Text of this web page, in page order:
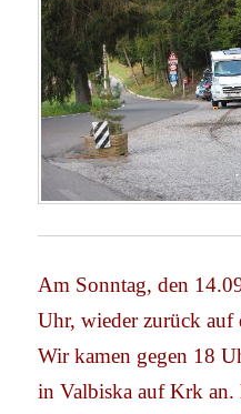
Am Sonntag, den
Uhr, wieder zurück auf
Wir kamen gegen 18
in Valbiska auf Krk